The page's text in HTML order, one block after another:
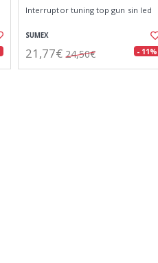
Interruptor tuning top gun sin led
SUMEX
21,77€ 24,50€ - 11%